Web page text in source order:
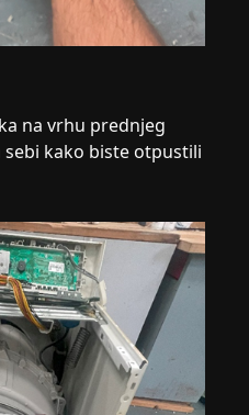
na vrhu prednjeg
kako biste otpustili